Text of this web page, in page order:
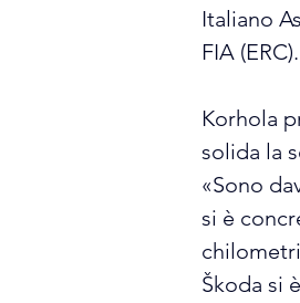
Italiano
FIA (ERC).
Korhola
solida la
«Sono
si è
Škoda si